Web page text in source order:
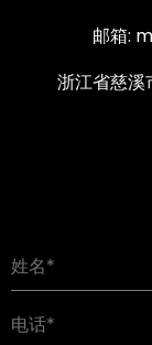
邮箱:
浙江省慈溪